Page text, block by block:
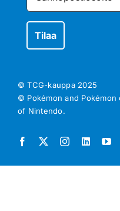
© TCG-kauppa 2025
© Pokémon and Pokémon
of Nintendo.